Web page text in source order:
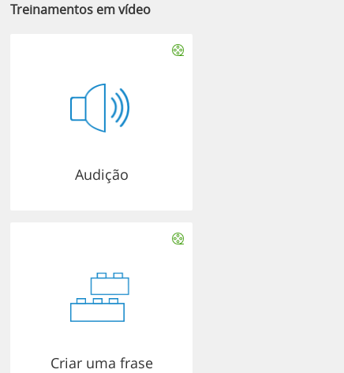
Treinamentos em vídeo
Audição
Criar uma frase